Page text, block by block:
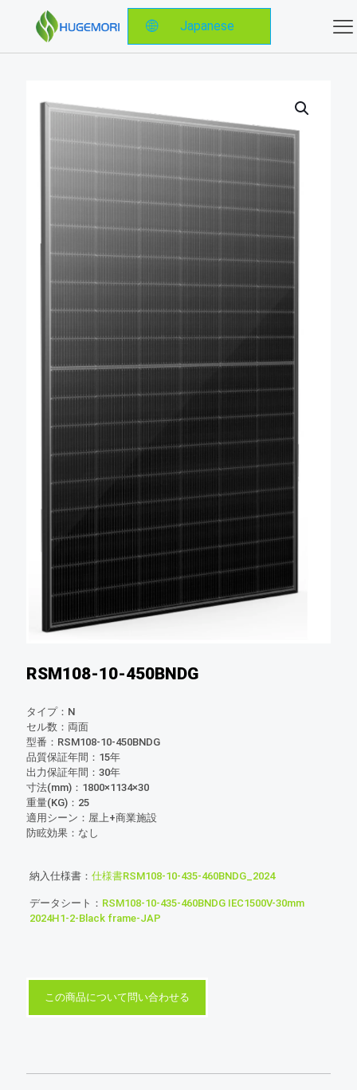
Japanese
RSM108-10-450BNDG
タイプ：N
セル数：両面
型番：RSM108-10-450BNDG
品質保証年間：15年
出力保証年間：30年
寸法(mm)：1800×1134×30
重量(KG)：25
適用シーン：屋上+商業施設
防眩効果：なし
納入仕様書： 仕様書RSM108-10-435-460BNDG_2024
データシート： RSM108-10-435-460BNDG IEC1500V-30mm
2024H1-2-Black frame-JAP
この商品について問い合わせる